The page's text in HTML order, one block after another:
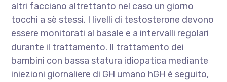
altri facciano altrettanto nel caso un giorno
tocchi a sè stessi. I livelli di testosterone devono
essere monitorati al basale e a intervalli regolari
durante il trattamento. Il trattamento dei
bambini con bassa statura idiopatica mediante
iniezioni giornaliere di GH umano hGH è seguito,